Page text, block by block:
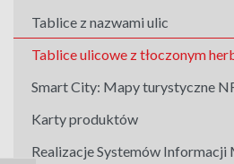
Tablice z nazwami ulic
Tablice ulicowe z tłoczonym
Smart City: Mapy turystyczne
Karty produktów
Realizacje Systemów Informacji